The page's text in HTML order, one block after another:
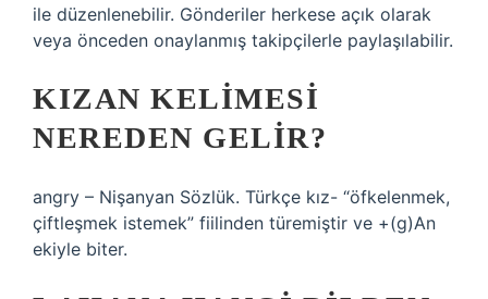
ile düzenlenebilir. Gönderiler herkese açık olarak
veya önceden onaylanmış takipçilerle paylaşılabilir.
KIZAN KELIMESI
NEREDEN GELIR?
angry – Nişanyan Sözlük. Türkçe kız- “öfkelenmek,
çiftleşmek istemek” fiilinden türemiştir ve +(g)An
ekiyle biter.